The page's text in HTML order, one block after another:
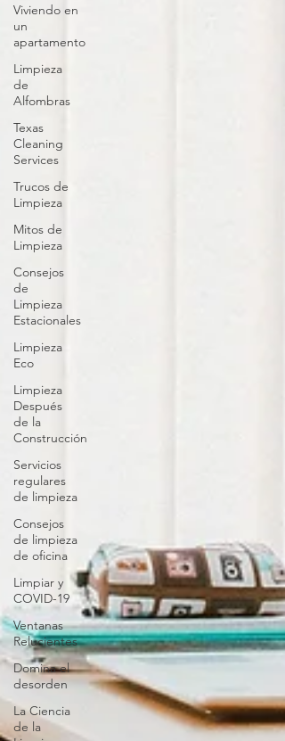
Viviendo en
un
apartamento
Limpieza
de
Alfombras
Texas
Cleaning
Services
Trucos de
Limpieza
Mitos de
Limpieza
Consejos
de
Limpieza
Estacionales
Limpieza
Eco
Limpieza
Después
de la
Construcción
Servicios
regulares
de limpieza
Consejos
de limpieza
de oficina
Limpiar y
COVID-19
Ventanas
Relucientes
Domina el
desorden
La Ciencia
de la